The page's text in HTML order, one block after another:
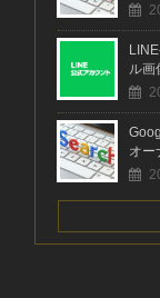
ル画
オー